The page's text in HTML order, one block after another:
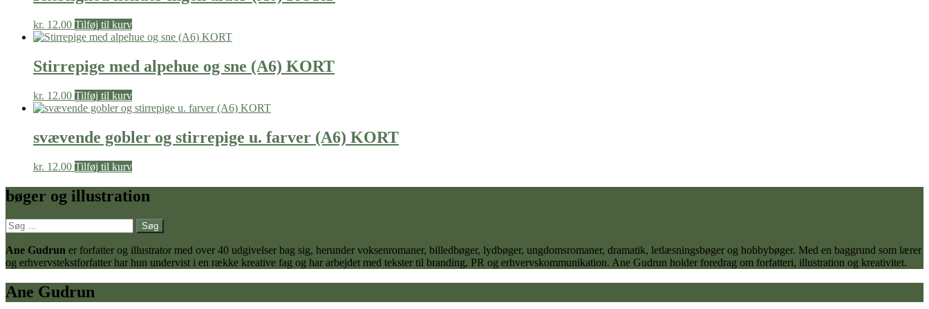
kr. 12.00 Tilføj til kurv
Stirrepige med alpehue og sne (A6) KORT
kr. 12.00 Tilføj til kurv
svævende gobler og stirrepige u. farver (A6) KORT
kr. 12.00 Tilføj til kurv
bøger og illustration
Søg
efter:
Ane Gudrun er forfatter og illustrator med over 40 udgivelser bag sig, herunder voksenromaner, billedbøger, lydbøger, ungdomsromaner, dramatik, letlæsningsbøger og hobbybøger. Med en baggrund som lærer
og erhvervstekstforfatter har hun undervist i en række kreative fag og har arbejdet med tekster til branding, PR og erhvervskommunikation. Ane Gudrun holder foredrag om forfatteri, illustration og kreativitet.
Ane Gudrun